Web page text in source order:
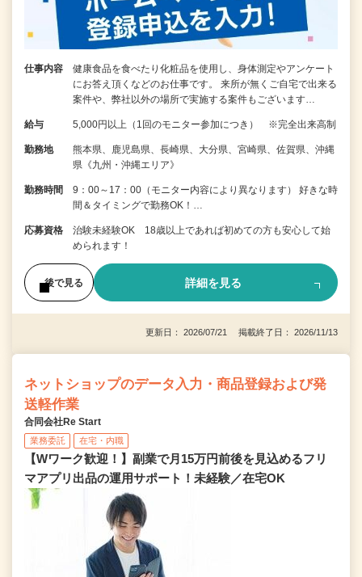
仕事内容
健康食品を食べたり化粧品を使用し、身体測定やアンケート
にお答え頂くなどのお仕事です。 来所が無くご自宅で出来る
案件や、弊社以外の場所で実施する案件もございます…
給与 5,000円以上（1回のモニター参加につき） ※完全出来高制
勤務地
熊本県、鹿児島県、長崎県、大分県、宮崎県、佐賀県、沖縄
県《九州・沖縄エリア》
勤務時間
9：00～17：00（モニター内容により異なります） 好きな時
間＆タイミングで勤務OK！…
応募資格
治験未経験OK 18歳以上であれば初めての方も安心して始
められます！
後で見る 詳細を見る
更新日： 2026/07/21 掲載終了日： 2026/11/13
ネットショップのデータ入力・商品登録および発
送軽作業
合同会社Re Start
業務委託 在宅・内職
【Wワーク歓迎！】副業で月15万円前後を見込めるフリ
マアプリ出品の運用サポート！未経験／在宅OK